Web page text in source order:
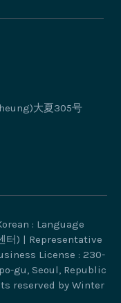
大夏305号
: Language
터) | Representative
License : 230-
gu, Seoul, Republic
reserved by Winter